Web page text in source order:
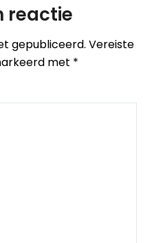
reactie
gepubliceerd. Vereiste
met *